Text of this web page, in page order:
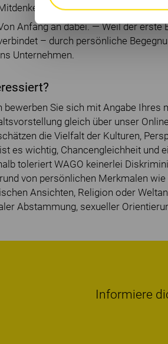
und Mitgestalten. —
Anfang an dabei. — Weil der erste
– durch persönliche
Unternehmen.
bewerben Sie sich mit Angabe
gleich über unser
die Vielfalt der Kulturen,
es wichtig, Chancengleichheit und
toleriert WAGO keinerlei
von persönlichen Merkmalen wie
Ansichten, Religion oder
Abstammung, sexueller
Informiere